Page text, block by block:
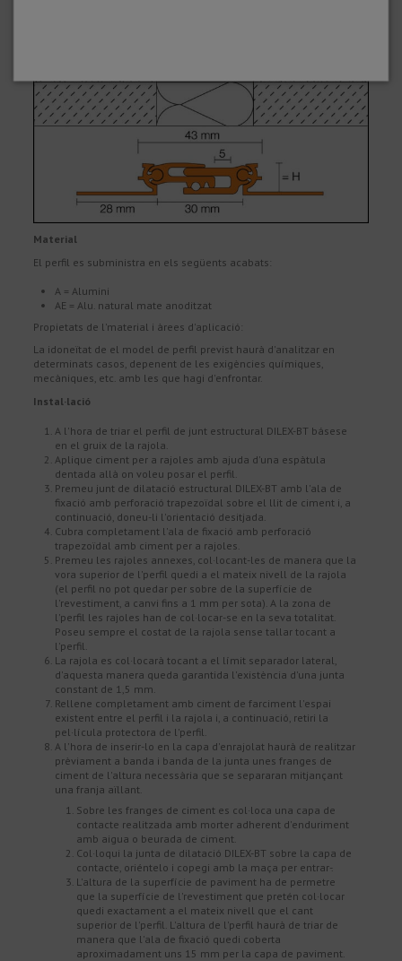
Material
El perfil es subministra en els següents acabats:
A = Alumini
AE = Alu. natural mate anoditzat
Propietats de l'material i àrees d'aplicació:
La idoneïtat de el model de perfil previst haurà d'analitzar en
determinats casos, depenent de les exigències químiques,
mecàniques, etc. amb les que hagi d'enfrontar.
Instal·lació
A l'hora de triar el perfil de junt estructural DILEX-BT básese
en el gruix de la rajola.
Aplique ciment per a rajoles amb ajuda d'una espàtula
dentada allà on voleu posar el perfil.
Premeu junt de dilatació estructural DILEX-BT amb l'ala de
fixació amb perforació trapezoïdal sobre el llit de ciment i, a
continuació, doneu-li l'orientació desitjada.
Cubra completament l'ala de fixació amb perforació
trapezoïdal amb ciment per a rajoles.
Premeu les rajoles annexes, col·locant-les de manera que la
vora superior de l'perfil quedi a el mateix nivell de la rajola
(el perfil no pot quedar per sobre de la superfície de
l'revestiment, a canvi fins a 1 mm per sota). A la zona de
l'perfil les rajoles han de col·locar-se en la seva totalitat.
Poseu sempre el costat de la rajola sense tallar tocant a
l'perfil.
La rajola es col·locarà tocant a el límit separador lateral,
d'aquesta manera queda garantida l'existència d'una junta
constant de 1,5 mm.
Rellene completament amb ciment de farciment l'espai
existent entre el perfil i la rajola i, a continuació, retiri la
pel·lícula protectora de l'perfil.
A l'hora de inserir-lo en la capa d'enrajolat haurà de realitzar
prèviament a banda i banda de la junta unes franges de
ciment de l'altura necessària que se separaran mitjançant
una franja aïllant.
Sobre les franges de ciment es col·loca una capa de
contacte realitzada amb morter adherent d'enduriment
amb aigua o beurada de ciment.
Col·loqui la junta de dilatació DILEX-BT sobre la capa de
contacte, oriéntelo i copegi amb la maça per entrar-.
L'altura de la superfície de paviment ha de permetre
que la superfície de l'revestiment que pretén col·locar
quedi exactament a el mateix nivell que el cant
superior de l'perfil. L'altura de l'perfil haurà de triar de
manera que l'ala de fixació quedi coberta
aproximadament uns 15 mm per la capa de paviment.